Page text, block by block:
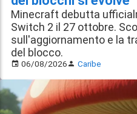
Minecraft debutta
Switch 2 il 27 ottobre.
sull'aggiornamento e la
del blocco.
06/08/2026 Caribe